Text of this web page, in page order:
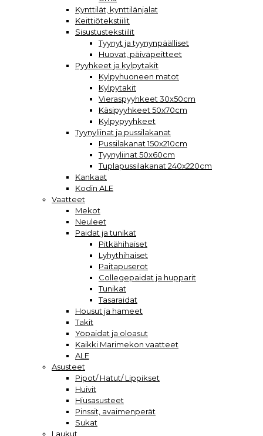
Kynttilät, kynttilänjalat
Keittiötekstiilit
Sisustustekstiilit
Tyynyt ja tyynynpäälliset
Huovat, päiväpeitteet
Pyyhkeet ja kylpytakit
Kylpyhuoneen matot
Kylpytakit
Vieraspyyhkeet 30x50cm
Käsipyyhkeet 50x70cm
Kylpypyyhkeet
Tyynyliinat ja pussilakanat
Pussilakanat 150x210cm
Tyynyliinat 50x60cm
Tuplapussilakanat 240x220cm
Kankaat
Kodin ALE
Vaatteet
Mekot
Neuleet
Paidat ja tunikat
Pitkähihaiset
Lyhythihaiset
Paitapuserot
Collegepaidat ja hupparit
Tunikat
Tasaraidat
Housut ja hameet
Takit
Yöpaidat ja oloasut
Kaikki Marimekon vaatteet
ALE
Asusteet
Pipot/ Hatut/ Lippikset
Huivit
Hiusasusteet
Pinssit, avaimenperät
Sukat
Laukut